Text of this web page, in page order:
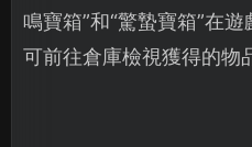
鳴寶箱”和“驚蟄寶箱”在
可前往倉庫檢視獲得的物